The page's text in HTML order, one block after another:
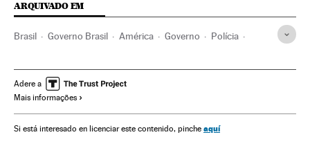
ARQUIVADO EM
Brasil Governo Brasil América Governo Polícia
Massacre Abuso policial
Adere a
Mais informações
Si está interesado en licenciar este contenido, pinche aquí